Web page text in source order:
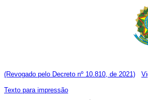
(Revogado pelo Decreto nº 10.810, de 2021)
Texto para impressão